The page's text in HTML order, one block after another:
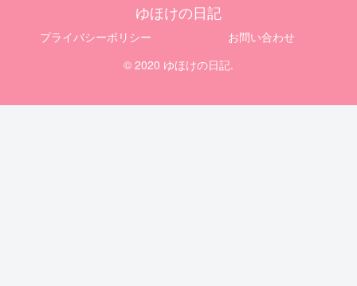
ゆほけの日記
プライバシーポリシー
お問い合わせ
© 2020 ゆほけの日記.